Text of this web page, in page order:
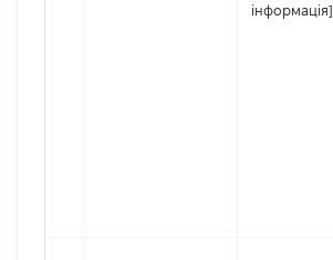
інформація]